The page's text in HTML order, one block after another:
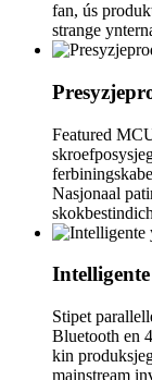
fan, ús
strange
Featured
Nasjonaal
Stipet
Bluetooth en
kin
mainstream